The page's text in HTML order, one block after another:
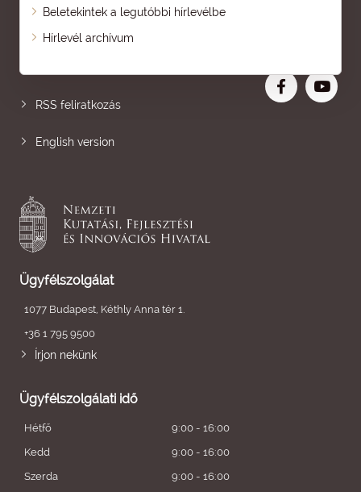
Beletekintek a legutóbbi hírlevélbe
Hírlevél archívum
Oldaltérkép
RSS feliratkozás
English version
Ügyfélszolgálat
1077 Budapest, Kéthly Anna tér 1.
+36 1 795 9500
Írjon nekünk
Ügyfélszolgálati idő
Hétfő
9:00 - 16:00
Kedd
9:00 - 16:00
Szerda
9:00 - 16:00